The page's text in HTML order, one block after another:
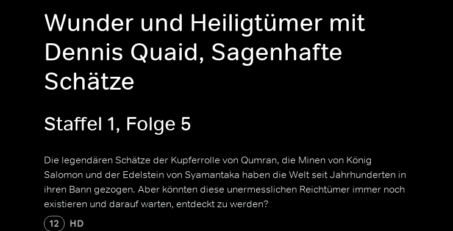
Wunder und Heiligtümer mit
Dennis Quaid, Sagenhafte
Schätze
Staffel 1, Folge 5
Die legendären Schätze der Kupferrolle von Qumran, die Minen von König
Salomon und der Edelstein von Syamantaka haben die Welt seit Jahrhunderten in
ihren Bann gezogen. Aber könnten diese unermesslichen Reichtümer immer noch
existieren und darauf warten, entdeckt zu werden?
12 HD